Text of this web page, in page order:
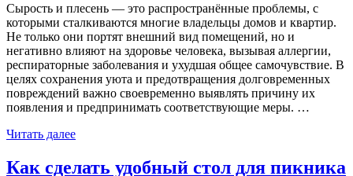
Сырость и плесень — это распространённые проблемы, с
которыми сталкиваются многие владельцы домов и квартир.
Не только они портят внешний вид помещений, но и
негативно влияют на здоровье человека, вызывая аллергии,
респираторные заболевания и ухудшая общее самочувствие. В
целях сохранения уюта и предотвращения долговременных
повреждений важно своевременно выявлять причину их
появления и предпринимать соответствующие меры. …
Читать далее
Как сделать удобный стол для пикника